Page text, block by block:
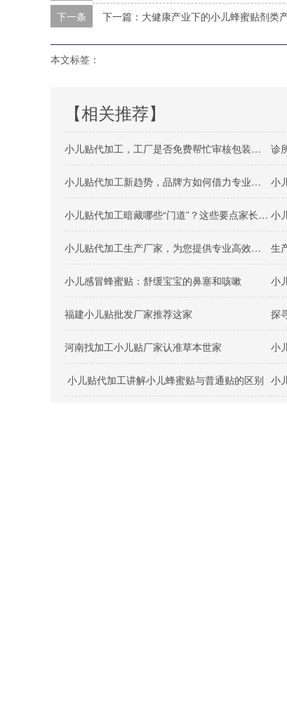
下一条
下一篇：大健康产业下的小儿蜂蜜贴剂类
本文标签：
【相关推荐】
小儿贴代加工，工厂是否免费帮忙审核包装合规性？ 诊
小儿贴代加工新趋势，品牌方如何借力专业生产实现共赢？
小儿贴代加工暗藏哪些“门道”？这些要点家长和商家都该知道！ 小
小儿贴代加工生产厂家，为您提供专业高效的贴片生产服务 生
小儿感冒蜂蜜贴：舒缓宝宝的鼻塞和咳嗽
福建小儿贴批发厂家推荐这家 探
河南找加工小儿贴厂家认准草本世家 小
小儿贴代加工讲解小儿蜂蜜贴与普通贴的区别 小